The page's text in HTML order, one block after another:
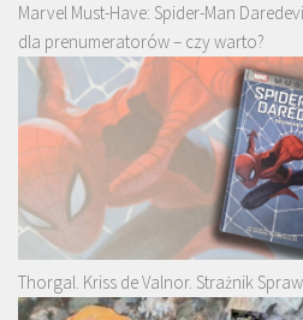
Marvel Must-Have: Spider-Man
dla prenumeratorów – czy warto?
Thorgal. Kriss de Valnor. Strażnik